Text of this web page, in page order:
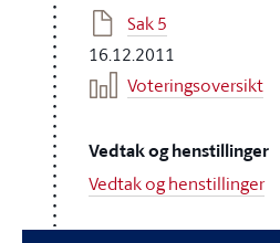
Sak 5
16.12.2011
Voteringsoversikt
Vedtak og henstillinger
Vedtak og henstillinger